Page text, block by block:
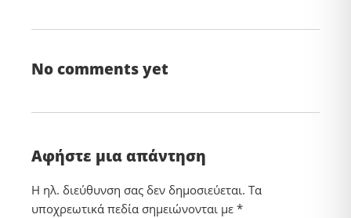
No comments yet
Αφήστε μια απάντηση
Η ηλ. διεύθυνση σας δεν δημοσιεύεται. Τα
υποχρεωτικά πεδία σημειώνονται με *